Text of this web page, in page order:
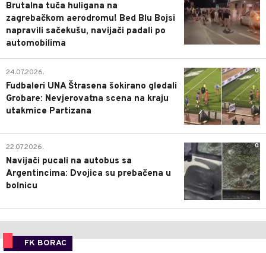
Brutalna tuča huligana na
zagrebačkom aerodromu! Bed Blu Bojsi
napravili sačekušu, navijači padali po
automobilima
0
24.07.2026.
Fudbaleri UNA Štrasena šokirano gledali
Grobare: Nevjerovatna scena na kraju
utakmice Partizana
0
22.07.2026.
Navijači pucali na autobus sa
Argentincima: Dvojica su prebačena u
bolnicu
FK BORAC